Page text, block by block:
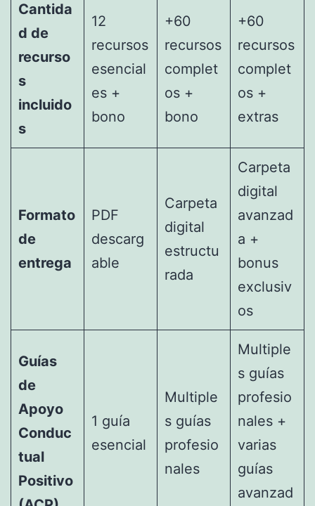
Cantida
d de
recurso
s
incluido
s
12
recursos
esencial
es +
bono
+60
recursos
complet
os +
bono
+60
recursos
complet
os +
extras
Formato
de
entrega
PDF
descarg
able
Carpeta
digital
estructu
rada
Carpeta
digital
avanzad
a +
bonus
exclusiv
os
Guías
de
Apoyo
Conduc
tual
Positivo
1 guía
esencial
Multiple
s guías
profesio
nales
Multiple
s guías
profesio
nales +
varias
guías
avanzad